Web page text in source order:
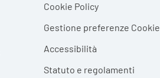
Cookie Policy
Gestione preferenze Cookie
Accessibilità
Statuto e regolamenti